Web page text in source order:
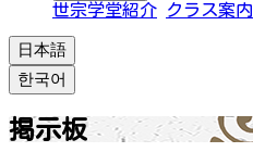
世宗学堂紹介 クラス案内
日本語
한국어
掲示板